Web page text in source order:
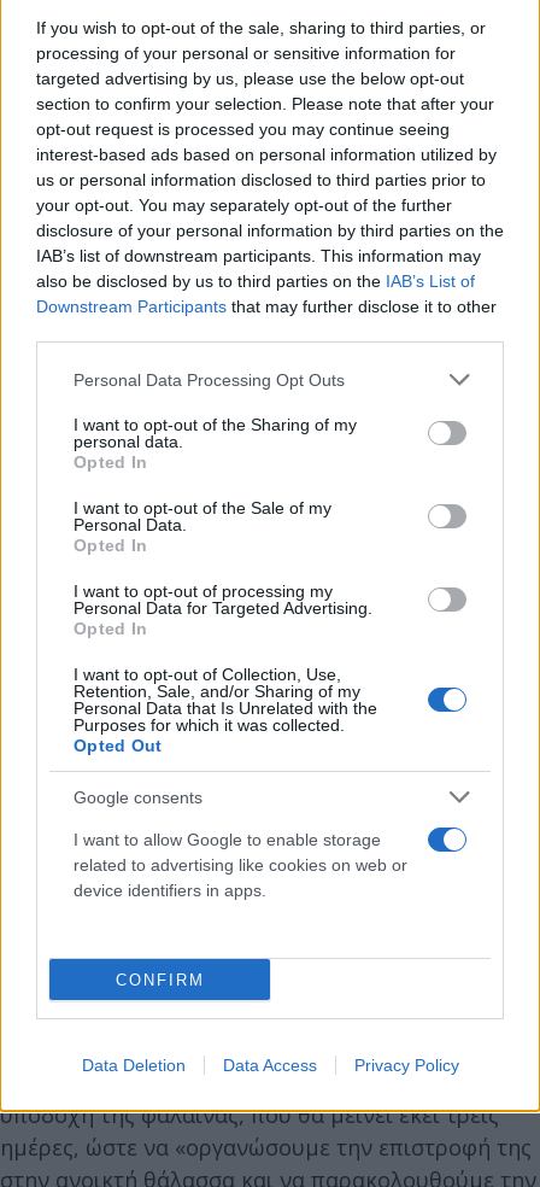
If you wish to opt-out of the sale, sharing to third parties, or
processing of your personal or sensitive information for
targeted advertising by us, please use the below opt-out
section to confirm your selection. Please note that after your
opt-out request is processed you may continue seeing
interest-based ads based on personal information utilized by
us or personal information disclosed to third parties prior to
your opt-out. You may separately opt-out of the further
disclosure of your personal information by third parties on the
IAB’s list of downstream participants. This information may
also be disclosed by us to third parties on the IAB’s List of
Downstream Participants that may further disclose it to other
Please note that this website/app uses one or more Google
not limited to your visit or usage behaviour. You may click to
grant or deny consent to Google and its third-party tags to
use your data for below specified purposes in below Google
consent section.
Personal Data Processing Opt Outs
I want to opt-out of the Sharing of my
personal data.
Opted In
I want to opt-out of the Sale of my
Personal Data.
Opted In
I want to opt-out of processing my
Personal Data for Targeted Advertising.
Opted In
I want to opt-out of Collection, Use,
Retention, Sale, and/or Sharing of my
Personal Data that Is Unrelated with the
Purposes for which it was collected.
Opted Out
Google consents
I want to allow Google to enable storage
related to advertising like cookies on web or
device identifiers in apps.
CONFIRM
Data Deletion Data Access Privacy Policy
Η Μπελούγκα, μεγάλο θαλάσσιο θηλαστικό που ζει
κανονικά σε παγωμένα νερά και η παρουσία του
στον Σηκουάνα χαρακτηρίζεται εξαιρετική,
να μεταφερθεί στη θάλασσα, πάνω «σε άχυρο ή
άλλο υλικό που θα είναι άνετο», διευκρίνισε η
Ιζαμπέλ Ντορλιά-Πουζέ, γενική γραμματέας της
λεπτής επιχείρησης.
Ειδικός χώρος με θαλασσινό νερό στο λιμάνι του
Ουιστρεάμ (βόρεια Γαλλία) ετοιμάστηκε για την
υποδοχή της φάλαινας, που θα μείνει εκεί τρεις
ημέρες, ώστε να «οργανώσουμε την επιστροφή της
στην ανοικτή θάλασσα και να παρακολουθούμε την